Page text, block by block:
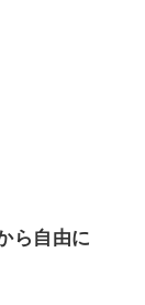
ら自由に